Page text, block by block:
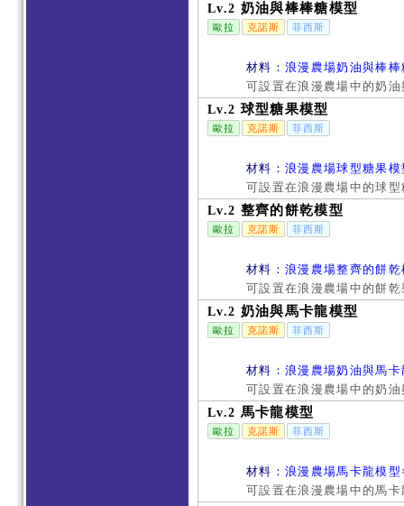
Lv.2 奶油與棒棒糖模型
歐拉 克諾斯 菲西斯
材料： 浪漫農場奶油與棒
可設置在浪漫農場中的奶
Lv.2 球型糖果模型
歐拉 克諾斯 菲西斯
材料： 浪漫農場球型糖果模
可設置在浪漫農場中的球
Lv.2 整齊的餅乾模型
歐拉 克諾斯 菲西斯
材料： 浪漫農場整齊的餅乾
可設置在浪漫農場中的餅
Lv.2 奶油與馬卡龍模型
歐拉 克諾斯 菲西斯
材料： 浪漫農場奶油與馬
可設置在浪漫農場中的奶
Lv.2 馬卡龍模型
歐拉 克諾斯 菲西斯
材料： 浪漫農場馬卡龍模型
可設置在浪漫農場中的馬